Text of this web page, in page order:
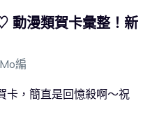
動漫類賀卡彙整！新
編
卡，簡直是回憶殺啊～祝